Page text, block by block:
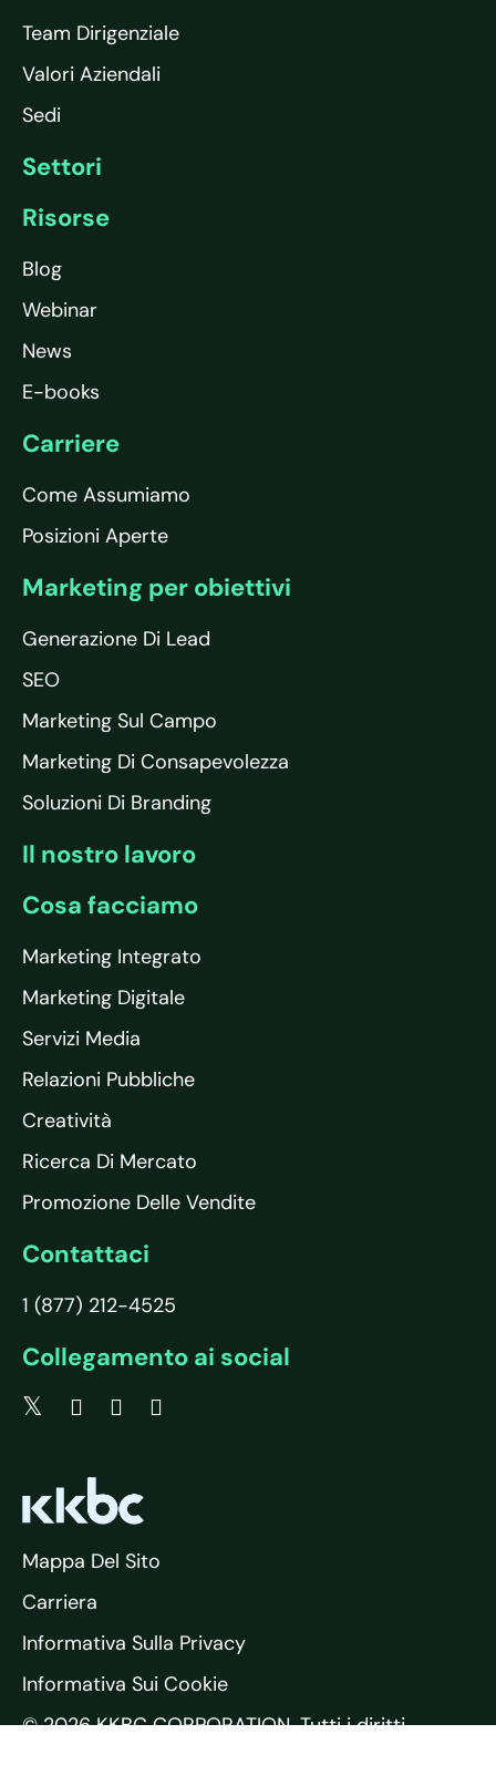
Team Dirigenziale
Valori Aziendali
Sedi
Settori
Risorse
Blog
Webinar
News
E-books
Carriere
Come Assumiamo
Posizioni Aperte
Marketing per obiettivi
Generazione Di Lead
SEO
Marketing Sul Campo
Marketing Di Consapevolezza
Soluzioni Di Branding
Il nostro lavoro
Cosa facciamo
Marketing Integrato
Marketing Digitale
Servizi Media
Relazioni Pubbliche
Creatività
Ricerca Di Mercato
Promozione Delle Vendite
Contattaci
1 (877) 212-4525
Collegamento ai social
© 2026 KKBC CORPORATION. Tutti i diritti
Mappa Del Sito
Carriera
Informativa Sulla Privacy
Informativa Sui Cookie